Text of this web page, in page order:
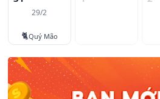
29/2
🐈Quý Mão